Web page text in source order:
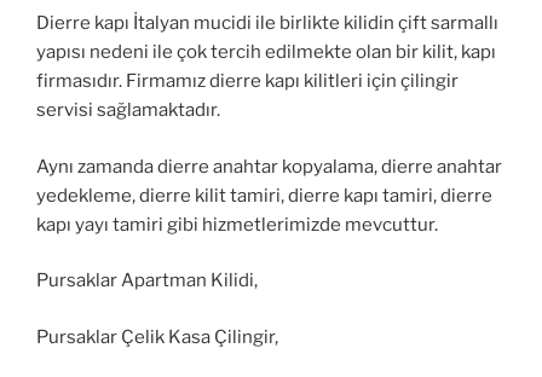
Dierre kapı İtalyan mucidi ile birlikte kilidin çift sarmallı
yapısı nedeni ile çok tercih edilmekte olan bir kilit, kapı
firmasıdır. Firmamız dierre kapı kilitleri için çilingir
servisi sağlamaktadır.
Aynı zamanda dierre anahtar kopyalama, dierre anahtar
yedekleme, dierre kilit tamiri, dierre kapı tamiri, dierre
kapı yayı tamiri gibi hizmetlerimizde mevcuttur.
Pursaklar Apartman Kilidi,
Pursaklar Çelik Kasa Çilingir,